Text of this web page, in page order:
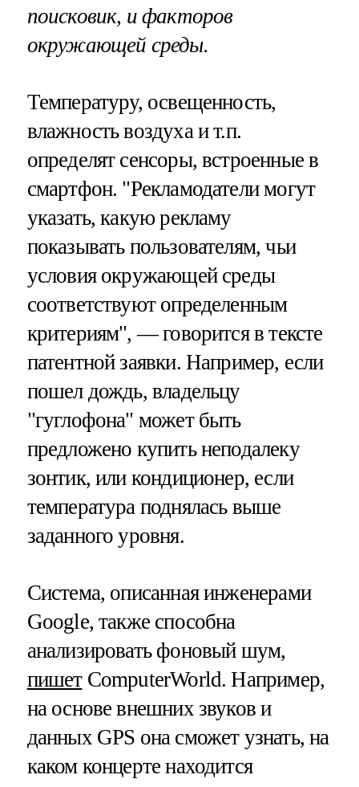
поисковик, и факторов
окружающей среды.
Температуру, освещенность,
влажность воздуха и т.п.
определят сенсоры, встроенные в
смартфон. "Рекламодатели могут
указать, какую рекламу
показывать пользователям, чьи
условия окружающей среды
соответствуют определенным
критериям", — говорится в тексте
патентной заявки. Например, если
пошел дождь, владельцу
"гуглофона" может быть
предложено купить неподалеку
зонтик, или кондиционер, если
температура поднялась выше
заданного уровня.
Система, описанная инженерами
Google, также способна
анализировать фоновый шум,
пишетComputerWorld. Например,
на основе внешних звуков и
данных GPS она сможет узнать, на
каком концерте находится